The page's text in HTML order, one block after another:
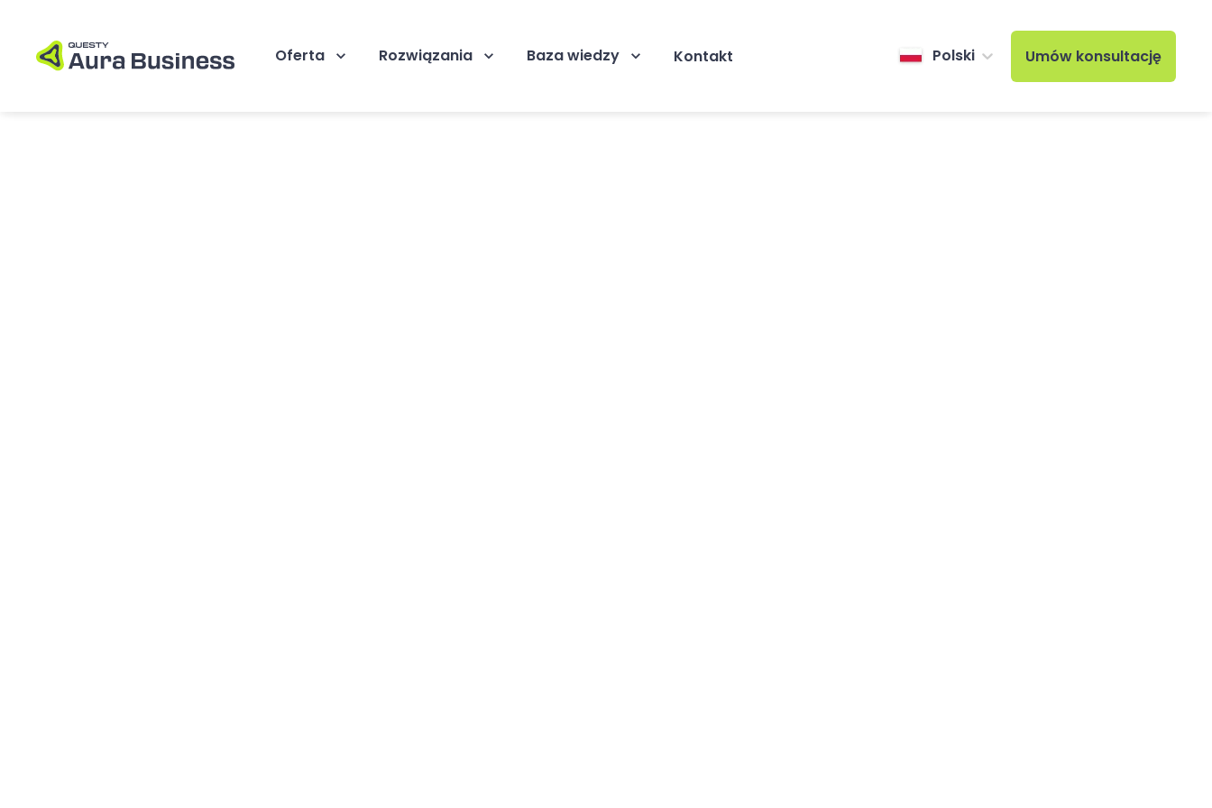
Oferta Rozwiązania Baza wiedzy Kontakt Polski Umów konsultację